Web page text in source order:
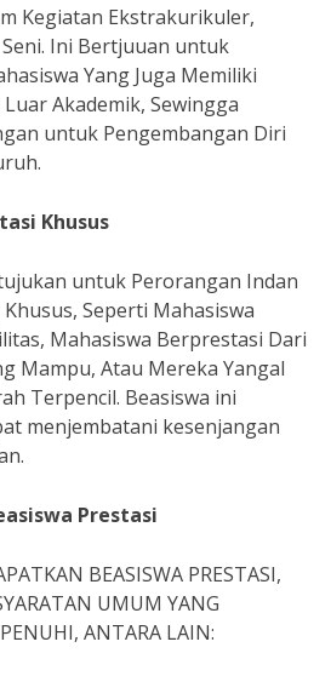
Kegiatan Ekstrakurikuler,
Ini Bertjuuan untuk
Yang Juga Memiliki
Akademik, Sewingga
untuk Pengembangan Diri
Khusus
untuk Perorangan Indan
Seperti Mahasiswa
Mahasiswa Berprestasi Dari
Mampu, Atau Mereka Yangal
Terpencil. Beasiswa ini
menjembatani kesenjangan
Prestasi
BEASISWA PRESTASI,
UMUM YANG
ANTARA LAIN: